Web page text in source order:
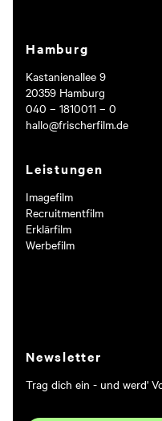
Hamburg
Kastanienallee 9
20359 Hamburg
040 – 1810011 – 0
hallo@frischerfilm.de
Leistungen
Imagefilm
Recruitmentfilm
Erklärfilm
Werbefilm
Newsletter
Trag dich ein - und werd'